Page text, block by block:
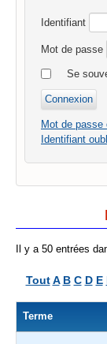
Identifiant
Mot de passe
Se
Mot de passe
Identifiant
Il y a 50 entrées
Tout A B C D E
Terme